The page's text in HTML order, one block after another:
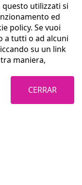
utilizzati si
ed
policy. Se vuoi
a tutti o ad alcuni
su un link
maniera,
CERRAR